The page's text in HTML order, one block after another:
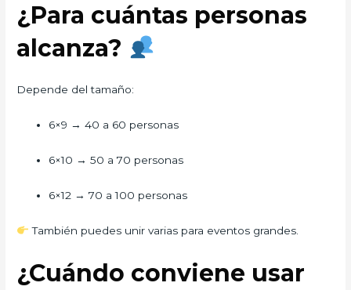
¿Para cuántas personas
alcanza?
Depende del tamaño:
6×9 → 40 a 60 personas
6×10 → 50 a 70 personas
6×12 → 70 a 100 personas
También puedes unir varias para eventos grandes.
¿Cuándo conviene usar